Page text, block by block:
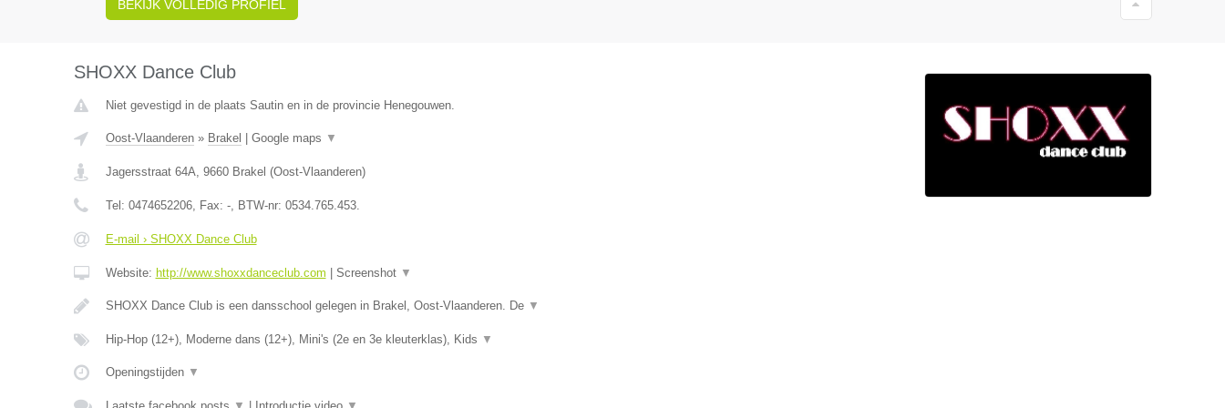
BEKIJK VOLLEDIG PROFIEL
SHOXX Dance Club
Niet gevestigd in de plaats Sautin en in de provincie Henegouwen.
Oost-Vlaanderen» Brakel Google maps ▼
Jagersstraat 64A, 9660 Brakel (Oost-Vlaanderen)
Tel: 0474652206, Fax: -, BTW-nr: 0534.765.453.
E-mail › SHOXX Dance Club
Website: http://www.shoxxdanceclub.com Screenshot ▼
SHOXX Dance Club is een dansschool gelegen in Brakel, Oost-Vlaanderen. De ▼
Hip-Hop (12+), Moderne dans (12+), Mini's (2e en 3e kleuterklas), Kids ▼
Openingstijden ▼